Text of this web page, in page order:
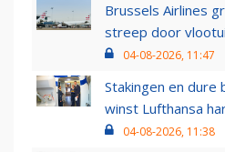
Brussels Airlines
streep door
04-08-2026, 11:47
Stakingen en dure
winst Lufthansa
04-08-2026, 11:38